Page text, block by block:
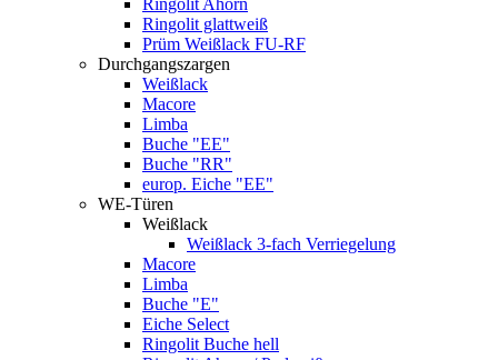
Ringolit Ahorn
Ringolit glattweiß
Prüm Weißlack FU-RF
Durchgangszargen
Weißlack
Macore
Limba
Buche "EE"
Buche "RR"
europ. Eiche "EE"
WE-Türen
Weißlack
Weißlack 3-fach Verriegelung
Macore
Limba
Buche "E"
Eiche Select
Ringolit Buche hell